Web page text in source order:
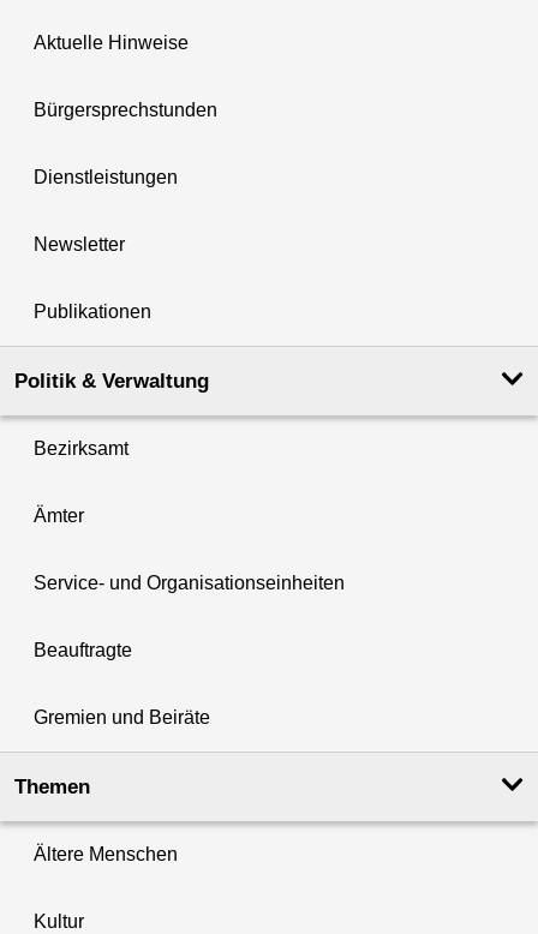
Aktuelle Hinweise
Bürgersprechstunden
Dienstleistungen
Newsletter
Publikationen
Politik & Verwaltung
Bezirksamt
Ämter
Service- und Organisationseinheiten
Beauftragte
Gremien und Beiräte
Themen
Ältere Menschen
Kultur